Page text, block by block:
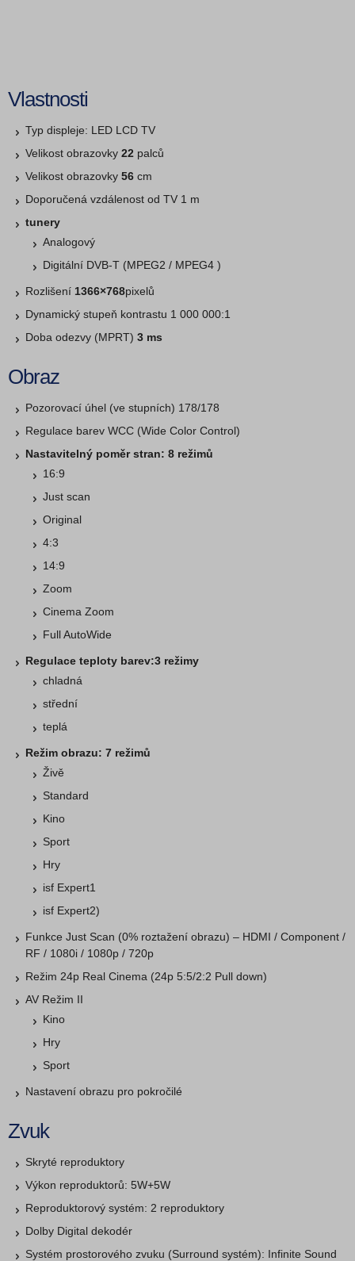
Vlastnosti
Typ displeje: LED LCD TV
Velikost obrazovky 22 palců
Velikost obrazovky 56 cm
Doporučená vzdálenost od TV 1 m
tunery
Analogový
Digitální DVB-T (MPEG2 / MPEG4 )
Rozlišení 1366×768pixelů
Dynamický stupeň kontrastu 1 000 000:1
Doba odezvy (MPRT) 3 ms
Obraz
Pozorovací úhel (ve stupních) 178/178
Regulace barev WCC (Wide Color Control)
Nastavitelný poměr stran: 8 režimů
16:9
Just scan
Original
4:3
14:9
Zoom
Cinema Zoom
Full AutoWide
Regulace teploty barev:3 režimy
chladná
střední
teplá
Režim obrazu: 7 režimů
Živě
Standard
Kino
Sport
Hry
isf Expert1
isf Expert2)
Funkce Just Scan (0% roztažení obrazu) – HDMI / Component /
RF / 1080i / 1080p / 720p
Režim 24p Real Cinema (24p 5:5/2:2 Pull down)
AV Režim II
Kino
Hry
Sport
Nastavení obrazu pro pokročilé
Zvuk
Skryté reproduktory
Výkon reproduktorů: 5W+5W
Reproduktorový systém: 2 reproduktory
Dolby Digital dekodér
Systém prostorového zvuku (Surround systém): Infinite Sound